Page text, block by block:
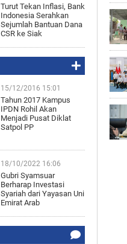
Turut Tekan Inflasi, Bank
Indonesia Serahkan
Sejumlah Bantuan Dana
CSR ke Siak
15/12/2016 15:01
Tahun 2017 Kampus
IPDN Rohil Akan
Menjadi Pusat Diklat
Satpol PP
18/10/2022 16:06
Gubri Syamsuar
Berharap Investasi
Syariah dari Yayasan Uni
Emirat Arab